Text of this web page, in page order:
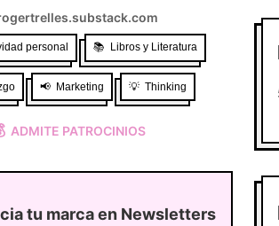
personal 📚 Libros y Literatura
📢 Marketing 💡 Thinking
ADMITE PATROCINIOS
tu marca en Newsletters